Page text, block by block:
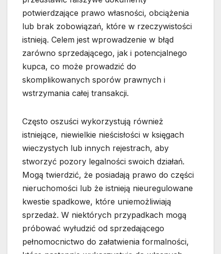
potwierdzające prawo własności, obciążenia
lub brak zobowiązań, które w rzeczywistości
istnieją. Celem jest wprowadzenie w błąd
zarówno sprzedającego, jak i potencjalnego
kupca, co może prowadzić do
skomplikowanych sporów prawnych i
wstrzymania całej transakcji.
Często oszuści wykorzystują również
istniejące, niewielkie nieścisłości w księgach
wieczystych lub innych rejestrach, aby
stworzyć pozory legalności swoich działań.
Mogą twierdzić, że posiadają prawo do części
nieruchomości lub że istnieją nieuregulowane
kwestie spadkowe, które uniemożliwiają
sprzedaż. W niektórych przypadkach mogą
próbować wyłudzić od sprzedającego
pełnomocnictwo do załatwienia formalności,